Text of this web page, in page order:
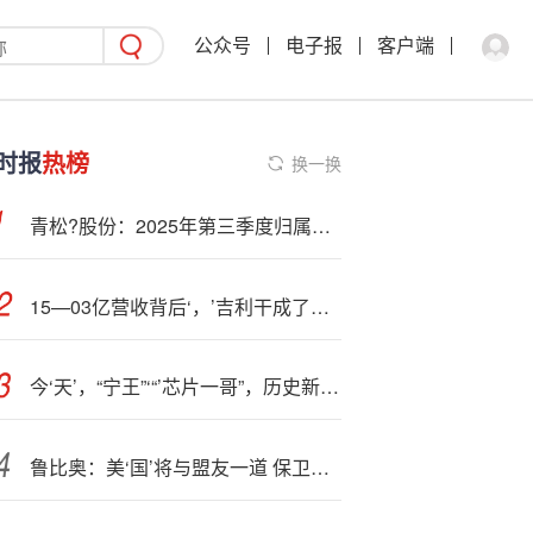
公众号 电子报 客户端
报热榜 换一换
青松?股份：2025年第三季度归属于上市公司股东的净利润同比增长232.47%
15—03亿营收背后‘，’吉利干成了一件比赚钱更重要的事
今‘天’，“宁王”‘“’芯片一哥”，历史新高！
鲁比奥：美‘国’将与盟友一道 保卫北约的每一寸领土